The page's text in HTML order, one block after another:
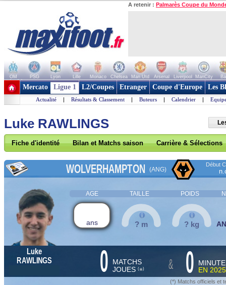
A retenir : Palmarès Coupe du
OM PSG Lyon Lille Monaco Chelsea Man Utd Arsenal Liverpool ManCity
+ de clubs
Mercato Ligue 1 L2/Coupes Etranger Coupe d'Europe Les
Actualité | Résultats & Classement | Buteurs | Calendrier |
Luke RAWLINGS
Fiche d'identité Bilan et Matchs saison Carrière & Sélections
WOLVERHAMPTON (ANG)
Début
AGE TAILLE POIDS
ans ? m ? kg
Luke
RAWLINGS
0 MATCHS
JOUES (*) & 0
EN
(*) Matchs officiels et